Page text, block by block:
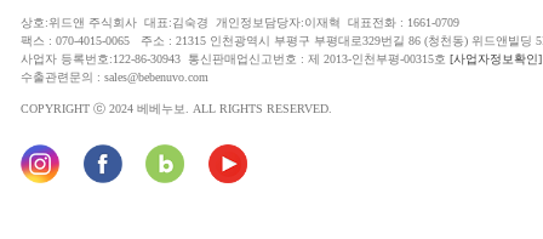
상호:위드앤 주식회사 대표:김숙경 개인정보담당자:이재혁 대표전화 : 1661-0709
팩스 : 070-4015-0065 주소 : 21315 인천광역시 부평구 부평대로329번길 86 (청천동) 위드앤빌딩
사업자 등록번호:122-86-30943 통신판매업신고번호 : 제 2013-인천부평-00315호 [사업자정보확인]
수출관련문의 : sales@bebenuvo.com
COPYRIGHT ⓒ 2024 베베누보. ALL RIGHTS RESERVED.